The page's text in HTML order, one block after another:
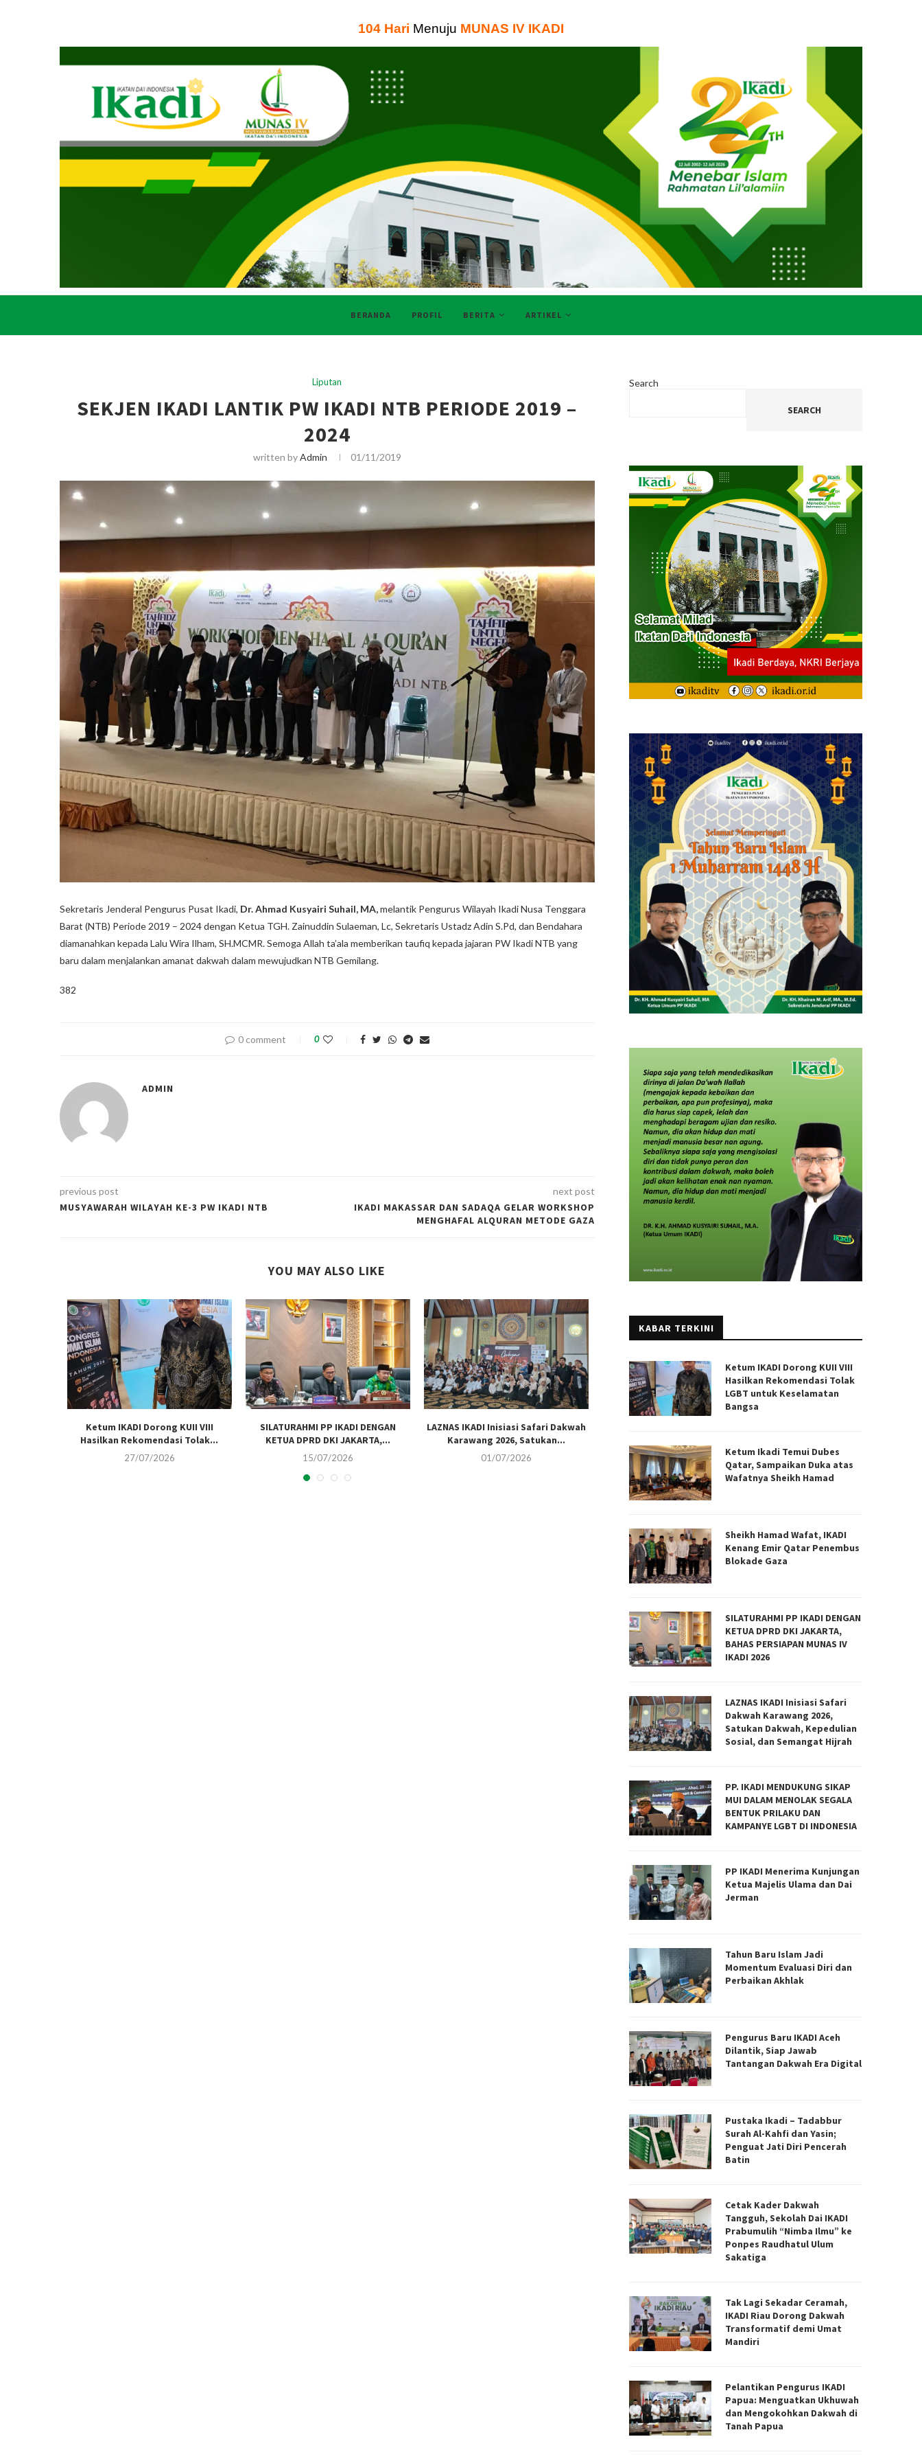
104 Hari Menuju MUNAS IV IKADI
BERANDA PROFIL BERITA ARTIKEL
Liputan
SEKJEN IKADI LANTIK PW IKADI NTB PERIODE 2019 –
2024
written byAdmin 01/11/2019
Sekretaris Jenderal Pengurus Pusat Ikadi, Dr. Ahmad Kusyairi Suhail, MA,melantik Pengurus Wilayah Ikadi Nusa Tenggara
Barat (NTB) Periode 2019 – 2024 dengan Ketua TGH. Zainuddin Sulaeman, Lc, Sekretaris Ustadz Adin S.Pd, dan Bendahara
diamanahkan kepada Lalu Wira Ilham, SH.MCMR. Semoga Allah ta’ala memberikan taufiq kepada jajaran PW Ikadi NTB yang
baru dalam menjalankan amanat dakwah dalam mewujudkan NTB Gemilang.
382
0 comment 0
ADMIN
previous post
MUSYAWARAH WILAYAH KE-3 PW IKADI NTB
next post
IKADI MAKASSAR DAN SADAQA GELAR WORKSHOP
MENGHAFAL ALQURAN METODE GAZA
YOU MAY ALSO LIKE
Ketum IKADI Dorong KUII VIII
Hasilkan Rekomendasi Tolak...
27/07/2026
SILATURAHMI PP IKADI DENGAN
KETUA DPRD DKI JAKARTA,...
15/07/2026
LAZNAS IKADI Inisiasi Safari Dakwah
Karawang 2026, Satukan...
01/07/2026 23/06/2026 19/06/2026
Search
SEARCH
KABAR TERKINI
Ketum IKADI Dorong KUII VIII
Hasilkan Rekomendasi Tolak
LGBT untuk Keselamatan
Bangsa
Ketum Ikadi Temui Dubes
Qatar, Sampaikan Duka atas
Wafatnya Sheikh Hamad
Sheikh Hamad Wafat, IKADI
Kenang Emir Qatar Penembus
Blokade Gaza
SILATURAHMI PP IKADI DENGAN
KETUA DPRD DKI JAKARTA,
BAHAS PERSIAPAN MUNAS IV
IKADI 2026
LAZNAS IKADI Inisiasi Safari
Dakwah Karawang 2026,
Satukan Dakwah, Kepedulian
Sosial, dan Semangat Hijrah
PP. IKADI MENDUKUNG SIKAP
MUI DALAM MENOLAK SEGALA
BENTUK PRILAKU DAN
KAMPANYE LGBT DI INDONESIA
PP IKADI Menerima Kunjungan
Ketua Majelis Ulama dan Dai
Jerman
Tahun Baru Islam Jadi
Momentum Evaluasi Diri dan
Perbaikan Akhlak
Pengurus Baru IKADI Aceh
Dilantik, Siap Jawab
Tantangan Dakwah Era Digital
Pustaka Ikadi – Tadabbur
Surah Al-Kahfi dan Yasin;
Penguat Jati Diri Pencerah
Batin
Cetak Kader Dakwah
Tangguh, Sekolah Dai IKADI
Prabumulih “Nimba Ilmu” ke
Ponpes Raudhatul Ulum
Sakatiga
Tak Lagi Sekadar Ceramah,
IKADI Riau Dorong Dakwah
Transformatif demi Umat
Mandiri
Pelantikan Pengurus IKADI
Papua: Menguatkan Ukhuwah
dan Mengokohkan Dakwah di
Tanah Papua